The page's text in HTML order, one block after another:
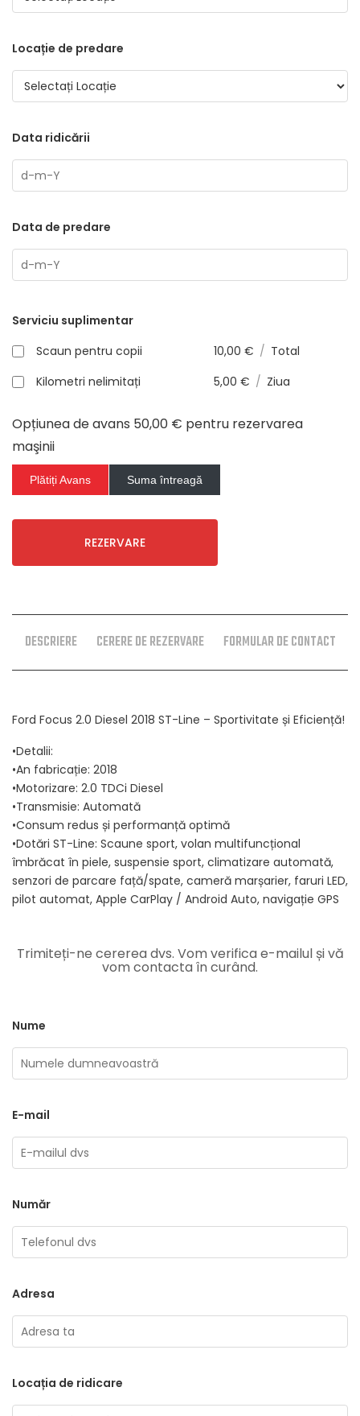
Locație de predare
Data ridicării
Data de predare
Serviciu suplimentar
Scaun pentru copii
10,00 € / Total
Kilometri nelimitați
5,00 € / Ziua
Opțiunea de avans 50,00 € pentru rezervarea
maşinii
Plătiți Avans Suma întreagă
REZERVARE
DESCRIERE CERERE DE REZERVARE FORMULAR DE CONTACT
Ford Focus 2.0 Diesel 2018 ST-Line – Sportivitate și Eficiență!
•Detalii:
•An fabricație: 2018
•Motorizare: 2.0 TDCi Diesel
•Transmisie: Automată
•Consum redus și performanță optimă
•Dotări ST-Line: Scaune sport, volan multifuncțional
îmbrăcat în piele, suspensie sport, climatizare automată,
senzori de parcare față/spate, cameră marșarier, faruri LED,
pilot automat, Apple CarPlay / Android Auto, navigație GPS
Trimiteți-ne cererea dvs. Vom verifica e-mailul și vă
vom contacta în curând.
Nume
E-mail
Număr
Adresa
Locația de ridicare